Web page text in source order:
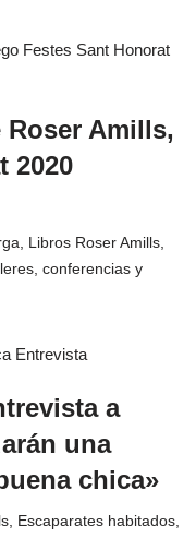
Amills,
2020
, Libros Roser Amills,
conferencias y
a
una
chica»
, Escaparates habitados,